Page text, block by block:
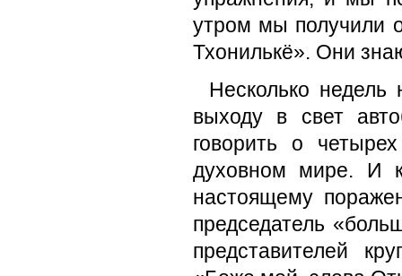
утром мы получили
Тхонилькё». Они
Несколько
выходу в свет
говорить о
духовном мире. И
настоящему
председатель
представителей